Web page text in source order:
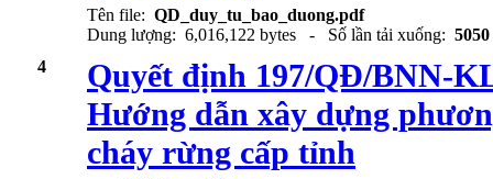
Tên file: QD_duy_tu_bao_duong.pdf
Dung lượng: 6,016,122 bytes - Số lần tải xuống: 5050
4
Quyết định 197/QĐ/BNN-
Hướng dẫn xây dựng
cháy rừng cấp tỉnh